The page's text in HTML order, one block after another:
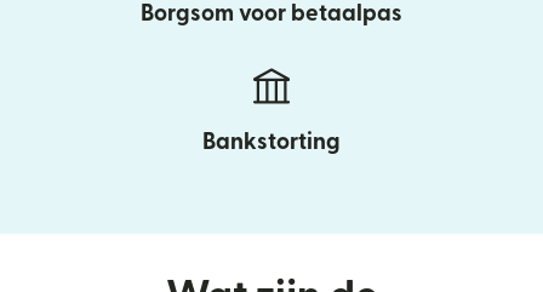
Borgsom voor betaalpas
Bankstorting